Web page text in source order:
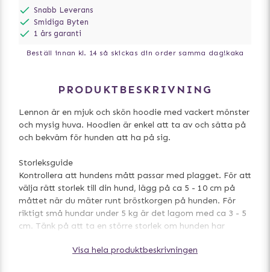
Snabb Leverans
Smidiga Byten
1 års garanti
Beställ innan kl. 14 så skickas din order samma dag!kaka
PRODUKTBESKRIVNING
Lennon är en mjuk och skön hoodie med vackert mönster
och mysig huva. Hoodien är enkel att ta av och sätta på
och bekväm för hunden att ha på sig.
Storleksguide
Kontrollera att hundens mått passar med plagget. För att
välja rätt storlek till din hund, lägg på ca 5 - 10 cm på
måttet när du mäter runt bröstkorgen på hunden. För
riktigt små hundar under 5 kg är det lagom med ca 3 - 5
cm. Tänk på att ta en större storlek om hunden har
Visa hela produktbeskrivningen